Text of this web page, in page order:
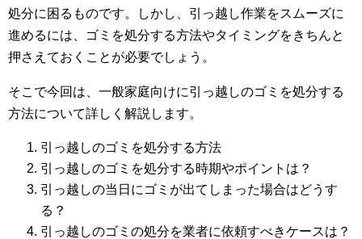
処分に困るものです。しかし、引っ越し作業をスムーズに
進めるには、ゴミを処分する方法やタイミングをきちんと
押さえておくことが必要でしょう。
そこで今回は、一般家庭向けに引っ越しのゴミを処分する
方法について詳しく解説します。
引っ越しのゴミを処分する方法
引っ越しのゴミを処分する時期やポイントは？
引っ越しの当日にゴミが出てしまった場合はどうす
る？
引っ越しのゴミの処分を業者に依頼すべきケースは？